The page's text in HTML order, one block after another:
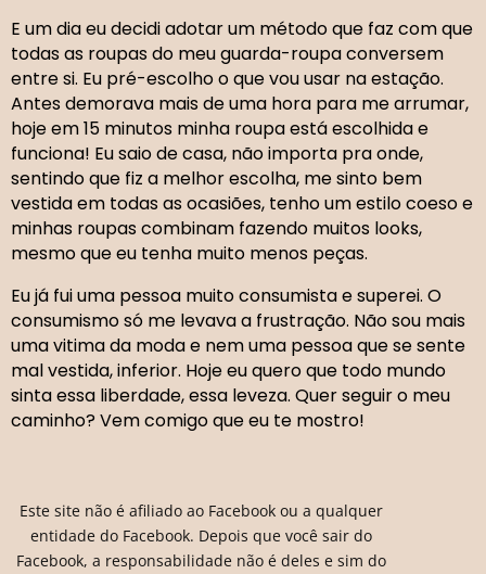
E um dia eu decidi adotar um método que faz com que
todas as roupas do meu guarda-roupa conversem
entre si. Eu pré-escolho o que vou usar na estação.
Antes demorava mais de uma hora para me arrumar,
hoje em 15 minutos minha roupa está escolhida e
funciona! Eu saio de casa, não importa pra onde,
sentindo que fiz a melhor escolha, me sinto bem
vestida em todas as ocasiões, tenho um estilo coeso e
minhas roupas combinam fazendo muitos looks,
mesmo que eu tenha muito menos peças.
Eu já fui uma pessoa muito consumista e superei. O
consumismo só me levava a frustração. Não sou mais
uma vitima da moda e nem uma pessoa que se sente
mal vestida, inferior. Hoje eu quero que todo mundo
sinta essa liberdade, essa leveza. Quer seguir o meu
caminho? Vem comigo que eu te mostro!
Este site não é afiliado ao Facebook ou a qualquer
entidade do Facebook. Depois que você sair do
Facebook, a responsabilidade não é deles e sim do